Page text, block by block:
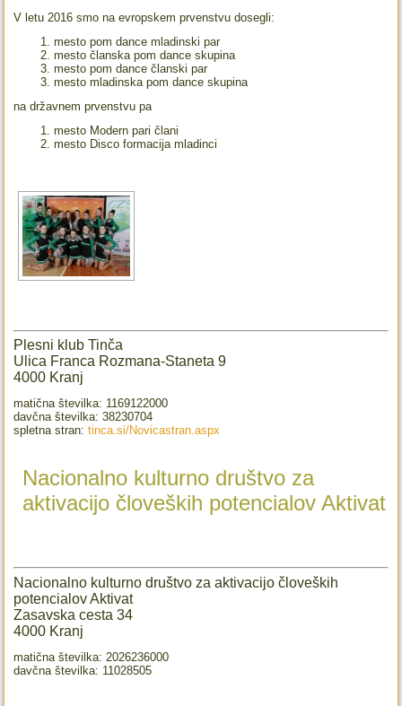
V letu 2016 smo na evropskem prvenstvu dosegli:
1. mesto pom dance mladinski par
2. mesto članska pom dance skupina
3. mesto pom dance članski par
3. mesto mladinska pom dance skupina
na državnem prvenstvu pa
1. mesto Modern pari člani
2. mesto Disco formacija mladinci
Plesni klub Tinča
Ulica Franca Rozmana-Staneta 9
4000 Kranj
matična številka: 1169122000
davčna številka: 38230704
spletna stran:tinca.si/Novicastran.aspx
Nacionalno kulturno društvo za
aktivacijo človeških potencialov Aktivat
Nacionalno kulturno društvo za aktivacijo človeških
potencialov Aktivat
Zasavska cesta 34
4000 Kranj
matična številka: 2026236000
davčna številka: 11028505